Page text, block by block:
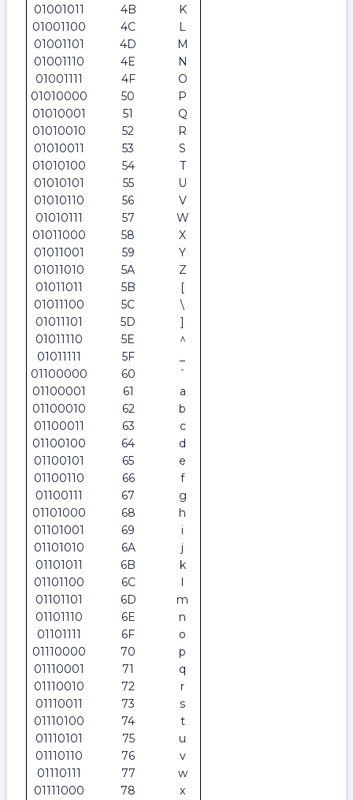
01001011 4B
K
01001100
4C
L
01001101
4D
M
01001110
4E
N
01001111
4F
O
01010000
50
P
01010001
51
Q
01010010
52
R
01010011
53
S
01010100
54
T
01010101
55
U
01010110
56
V
01010111
57
W
01011000
58
X
01011001
59
Y
01011010
5A
Z
01011011
5B
[
01011100
5C
\
01011101
5D
]
01011110
5E
^
01011111
5F
01100000
60
`
01100001
61
a
01100010
62
b
01100011
63
c
01100100
64
d
01100101
65
e
01100110
66
f
01100111
67
g
01101000
68
h
01101001
69
i
01101010
6A
j
01101011
6B
k
01101100
6C
l
01101101
6D
m
01101110
6E
n
01101111
6F
o
01110000
70
p
01110001
71
q
01110010
72
r
01110011
73
s
01110100
74
t
01110101
75
u
01110110
76
v
01110111
77
w
01111000
78
x